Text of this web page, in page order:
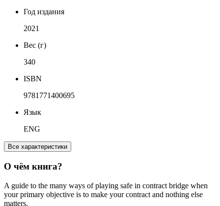
Год издания
2021
Вес (г)
340
ISBN
9781771400695
Язык
ENG
Все характеристики
О чём книга?
A guide to the many ways of playing safe in contract bridge when
your primary objective is to make your contract and nothing else
matters.